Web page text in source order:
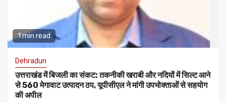
1 min read
Dehradun
उत्तराखंड में बिजली का संकट: तकनीकी खराबी और नदियों में सिल्ट आने
से 560 मेगावाट उत्पादन ठप, यूपीसीएल ने मांगी उपभोक्ताओं से सहयोग
की अपील